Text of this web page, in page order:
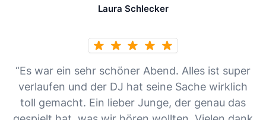
Laura Schlecker
“Es war ein sehr schöner Abend. Alles ist super
verlaufen und der DJ hat seine Sache wirklich
toll gemacht. Ein lieber Junge, der genau das